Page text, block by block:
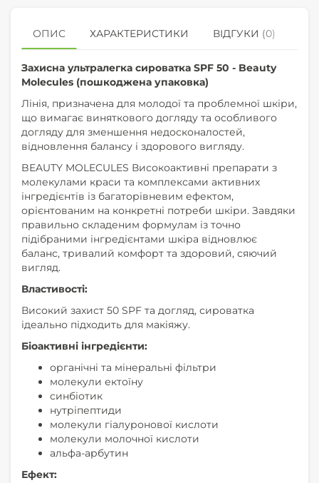
ОПИС ХАРАКТЕРИСТИКИ ВІДГУКИ (0)
Захисна ультралегка сироватка SPF 50 - Beauty
Molecules (пошкоджена упаковка)
Лінія, призначена для молодої та проблемної шкіри,
що вимагає виняткового догляду та особливого
догляду для зменшення недосконалостей,
відновлення балансу і здорового вигляду.
BEAUTY MOLECULES Високоактивні препарати з
молекулами краси та комплексами активних
інгредієнтів із багаторівневим ефектом,
орієнтованим на конкретні потреби шкіри. Завдяки
правильно складеним формулам із точно
підібраними інгредієнтами шкіра відновлює
баланс, тривалий комфорт та здоровий, сяючий
вигляд.
Властивості:
Високий захист 50 SPF та догляд, сироватка
ідеально підходить для макіяжу.
Біоактивні інгредієнти:
органічні та мінеральні фільтри
молекули ектоїну
синбіотик
нутріпептиди
молекули гіалуронової кислоти
молекули молочної кислоти
альфа-арбутин
Ефект: